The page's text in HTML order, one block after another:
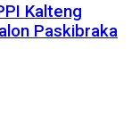
Kalteng
Paskibraka